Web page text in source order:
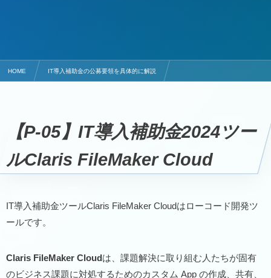
HOME IT導入補助金の公募要領を具体的に解説
【P-05】IT導入補助金2024ツー
ルClaris FileMaker Cloud
IT導入補助金ツールClaris FileMaker Cloudはローコード開発ツ
ールです。
Claris FileMaker Cloudは、課題解決に取り組む人たちが固有
のビジネス課題に対処するためのカスタム App の作成、共有、